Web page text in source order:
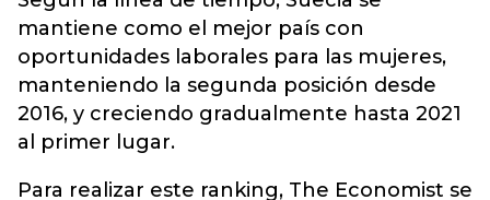
mantiene como el mejor país con
oportunidades laborales para las mujeres,
manteniendo la segunda posición desde
2016, y creciendo gradualmente hasta 2021
al primer lugar.
Para realizar este ranking, The Economist se